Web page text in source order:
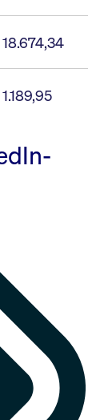
18.674,34
1.189,95